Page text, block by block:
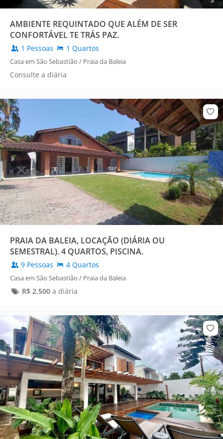
AMBIENTE REQUINTADO QUE ALÉM DE SER
CONFORTÁVEL TE TRÁS PAZ.
1 Pessoas 1 Quartos
Casa em São Sebastião / Praia da Baleia
Consulte a diária
PRAIA DA BALEIA, LOCAÇÃO (DIÁRIA OU
SEMESTRAL). 4 QUARTOS, PISCINA.
9 Pessoas 4 Quartos
Casa em São Sebastião / Praia da Baleia
R$ 2.500a diária